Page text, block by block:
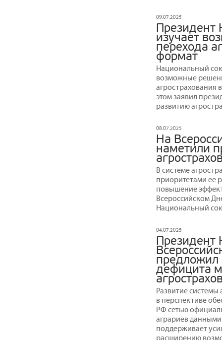
09.07.2025
изучает
перехода
формат
Национальный
возможные
агрострахования
этом заявил
развитию
08.07.2025
На
наметили
В системе
приоритетами ее
повышение
Всероссийском
Национальный
04.07.2025
Президент
дефицита
Развитие системы
в перспективе
РФ сетью
аграриев
поддерживает
расширению